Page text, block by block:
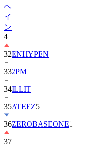
ヘ
イ
ン
4
32ENHYPEN
332PM
34ILLIT
35ATEEZ5
36ZEROBASEONE1
37